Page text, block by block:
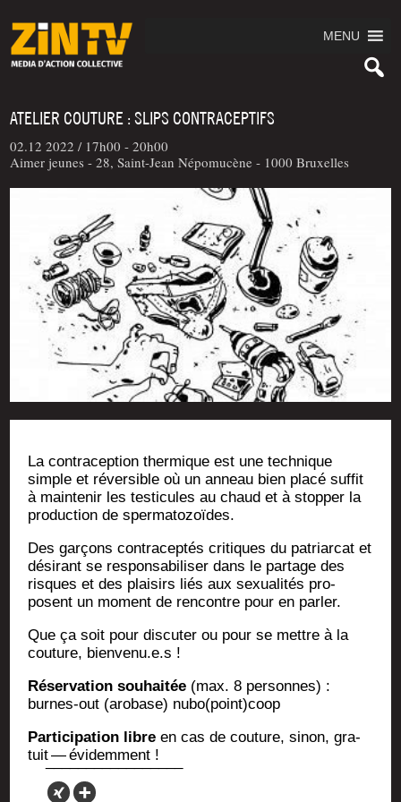
MENU
ATELIER COUTURE : SLIPS CONTRACEPTIFS
02.12 2022 / 17h00 - 20h00
Aimer jeunes - 28, Saint-Jean Népomucène - 1000 Bruxelles
La contra­cep­tion ther­mique est une tech­nique
simple et réver­sible où un anneau bien pla­cé suf­fit
à main­te­nir les tes­ti­cules au chaud et à stop­per la
pro­duc­tion de spermatozoïdes.
Des gar­çons contra­cep­tés cri­tiques du patriar­cat et
dési­rant se res­pon­sa­bi­li­ser dans le par­tage des
risques et des plai­sirs liés aux sexua­li­tés pro­
posent un moment de ren­contre pour en parler.
Que ça soit pour dis­cu­ter ou pour se mettre à la
cou­ture, bienvenu.e.s !
Réser­va­tion sou­hai­tée (max. 8 per­sonnes) :
burnes-out (aro­base) nubo(point)coop
Par­ti­ci­pa­tion libre en cas de cou­ture, sinon, gra­
tuit — évidemment !